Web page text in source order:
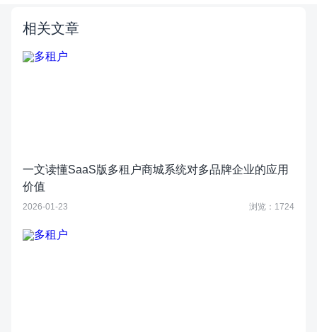
相关文章
一文读懂SaaS版多租户商城系统对多品牌企业的应用
价值
2026-01-23 浏览：1724